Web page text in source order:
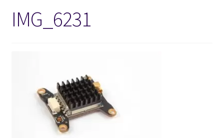
Kuukausihaaste
Beta65 – Betacube – Betaflight Configuration
IMG_6231